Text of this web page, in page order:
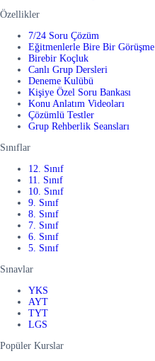
Özellikler
7/24 Soru Çözüm
Eğitmenlerle Bire Bir Görüşme
Birebir Koçluk
Canlı Grup Dersleri
Deneme Kulübü
Kişiye Özel Soru Bankası
Konu Anlatım Videoları
Çözümlü Testler
Grup Rehberlik Seansları
Sınıflar
12. Sınıf
11. Sınıf
10. Sınıf
9. Sınıf
8. Sınıf
7. Sınıf
6. Sınıf
5. Sınıf
Sınavlar
YKS
AYT
TYT
LGS
Popüler Kurslar